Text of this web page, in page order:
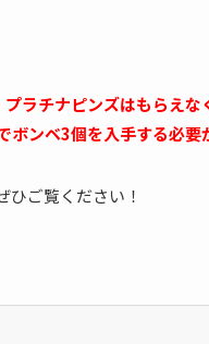
ラチナピンズはもらえな
ンベ3個を入手する必要
ご覧ください！